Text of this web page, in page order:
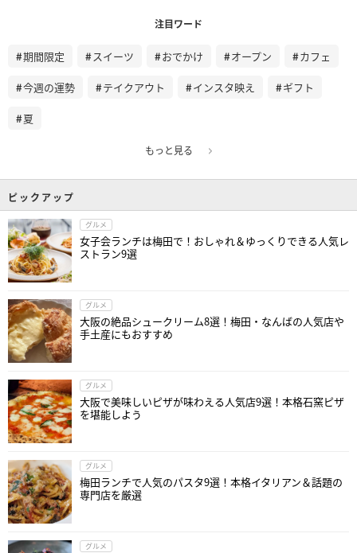
注目ワード
期間限定 スイーツ おでかけ オープン カフェ
今週の運勢 テイクアウト インスタ映え ギフト
夏
もっと見る
ピックアップ
グルメ
女子会ランチは梅田で！おしゃれ＆ゆっくりできる人気レ
ストラン9選
グルメ
大阪の絶品シュークリーム8選！梅田・なんばの人気店や
手土産にもおすすめ
グルメ
大阪で美味しいピザが味わえる人気店9選！本格石窯ピザ
を堪能しよう
グルメ
梅田ランチで人気のパスタ9選！本格イタリアン＆話題の
専門店を厳選
グルメ